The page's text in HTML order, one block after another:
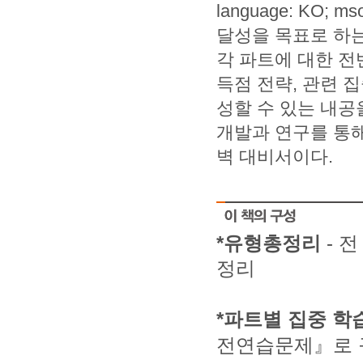
language: KO;
달성을 목표로 하
각 파트에 대한
득점 전략, 관련
성할 수 있는 내공
개발과 연구를 통
벽 대비서이다.
*유형총정리 -
정리
*파트별 집중 학
전연습문제』로